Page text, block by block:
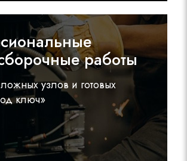
работы
узлов и готовых
ключ»